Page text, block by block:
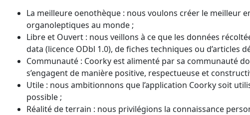
La meilleure oenothèque : nous voulons créer le meilleur
organoleptiques au monde ;
Libre et Ouvert : nous veillons à ce que les données
data (licence ODbl 1.0), de fiches techniques ou d’articles
Communauté : Coorky est alimenté par sa communauté
s’engagent de manière positive, respectueuse et
Utile : nous ambitionnons que l’application Coorky soit
possible ;
Réalité de terrain : nous privilégions la connaissance